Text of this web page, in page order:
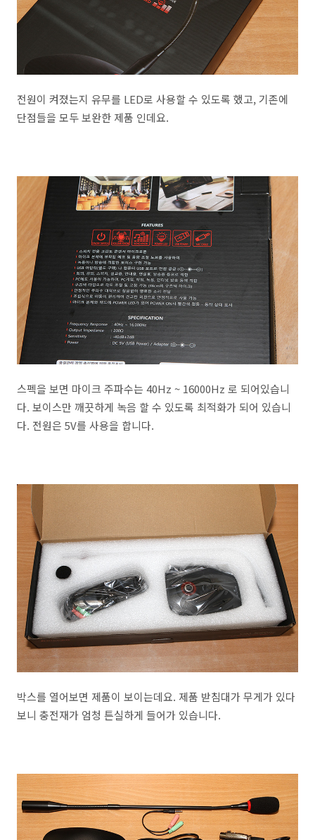
전원이 켜졌는지 유무를 LED로 사용할 수 있도록 했고, 기존에
단점들을 모두 보완한 제품 인데요.
스펙을 보면 마이크 주파수는 40Hz ~ 16000Hz 로 되어있습니
다. 보이스만 깨끗하게 녹음 할 수 있도록 최적화가 되어 있습니
다. 전원은 5V를 사용을 합니다.
박스를 열어보면 제품이 보이는데요. 제품 받침대가 무게가 있다
보니 충전재가 엄청 튼실하게 들어가 있습니다.